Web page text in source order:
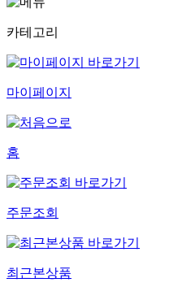
카테고리
마이페이지
홈
주문조회
최근본상품